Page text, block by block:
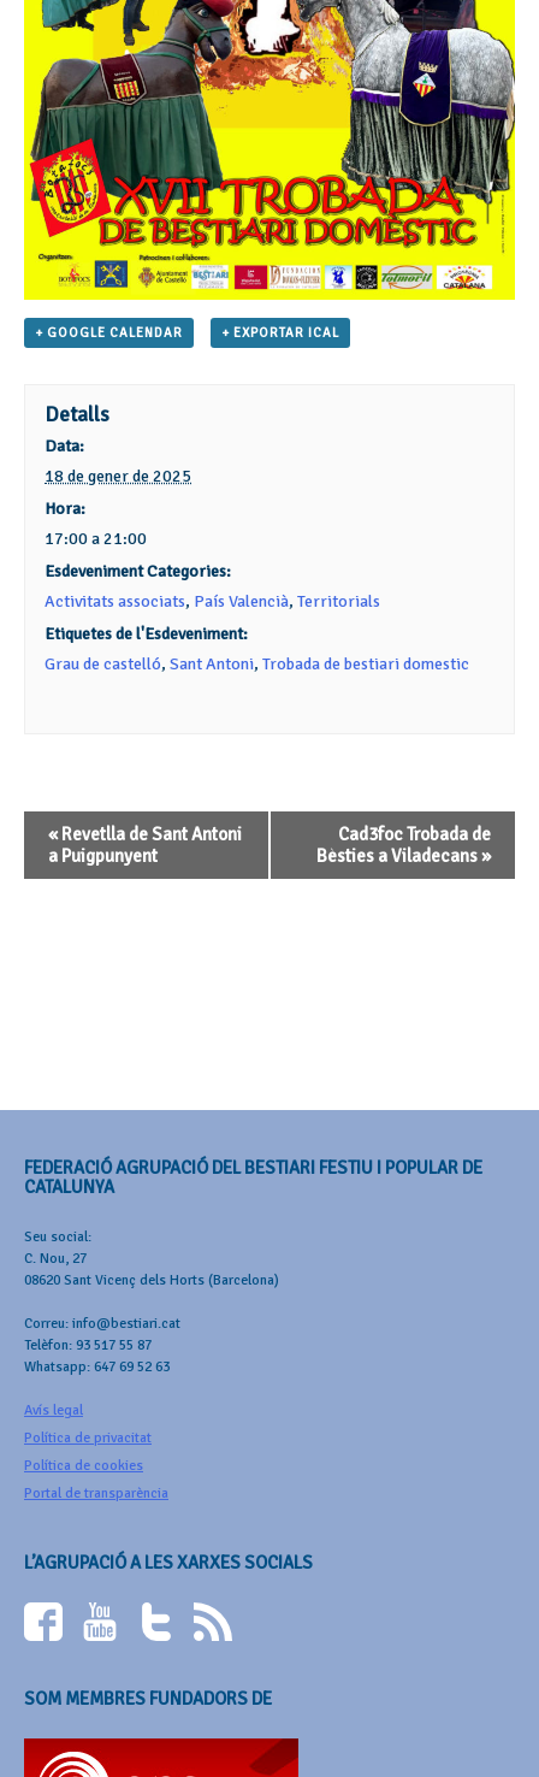
+ GOOGLE CALENDAR + EXPORTAR ICAL
Detalls
Data:
18 de gener de 2025
Hora:
17:00 a 21:00
Esdeveniment Categories:
Activitats associats, País Valencià,Territorials
Etiquetes de l'Esdeveniment:
Grau de castelló,Sant Antoni,Trobada de bestiari domestic
Navegació
d'Esdeveniment
«Revetlla de Sant Antoni
a Puigpunyent
Cad3foc Trobada de
Bèsties a Viladecans»
FEDERACIÓ AGRUPACIÓ DEL BESTIARI FESTIU I POPULAR DE
CATALUNYA
Seu social:
C. Nou, 27
08620 Sant Vicenç dels Horts (Barcelona)
Correu: info@bestiari.cat
Telèfon: 93 517 55 87
Whatsapp: 647 69 52 63
Avís legal
Política de privacitat
Política de cookies
Portal de transparència
L’AGRUPACIÓ A LES XARXES SOCIALS
SOM MEMBRES FUNDADORS DE